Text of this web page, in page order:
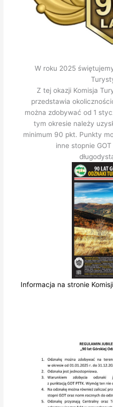
W roku 2025
Z tej okazji Komisja
przedstawia
można zdobywać od 1
tym okresie należy
minimum 90 pkt. Punkty
inne stopnie
Informacja na stronie